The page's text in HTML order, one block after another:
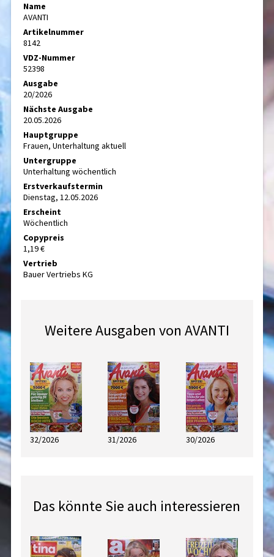
Name
AVANTI
Artikelnummer
8142
VDZ-Nummer
52398
Ausgabe
20/2026
Nächste Ausgabe
20.05.2026
Hauptgruppe
Frauen, Unterhaltung aktuell
Untergruppe
Unterhaltung wöchentlich
Erstverkaufstermin
Dienstag, 12.05.2026
Erscheint
Wöchentlich
Copypreis
1,19 €
Vertrieb
Bauer Vertriebs KG
Weitere Ausgaben von AVANTI
32/2026 31/2026 30/2026
Das könnte Sie auch interessieren